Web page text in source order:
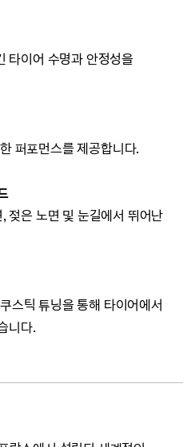
타이어 수명과 안정성을
퍼포먼스를 제공합니다.
젖은 노면 및 눈길에서 뛰어난
스틱 튜닝을 통해 타이어에서
니다.